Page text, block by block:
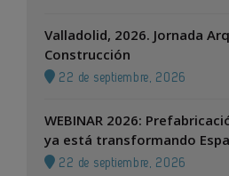
Valladolid, 2026. Jornada
Construcción
22 de septiembre, 2026
WEBINAR 2026:
ya está transformando
22 de septiembre, 2026